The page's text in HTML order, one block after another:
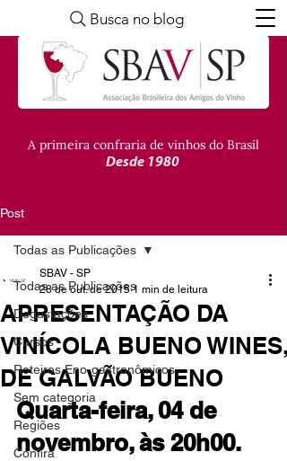
A primeira confraria de vinhos do Brasil
Desde 1980
Busca no blog
Post
Todas as Publicações
Degustações
Cursos
Roteiros Eno-gastronômicos
Sem categoria
Regiões
Confira
Todas as Publicações
APRESENTAÇÃO DA
VINÍCOLA BUENO WINES,
DE GALVÃO BUENO
SBAV - SP
28 de out. de 2015 1 min de leitura
Quarta-feira, 04 de
novembro, às 20h00.